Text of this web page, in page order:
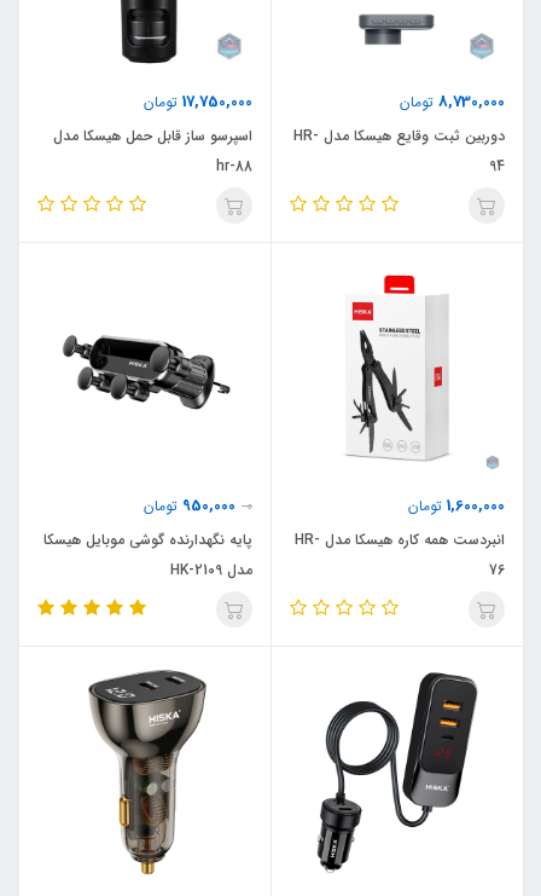
8,730,000 تومان
دوربین ثبت وقایع هیسکا مدل HR-
94
17,750,000 تومان
اسپرسو ساز قابل حمل هیسکا مدل
hr-88
1,600,000 تومان
انبردست همه کاره هیسکا مدل HR-
76
0
950,000 تومان
پایه نگهدارنده گوشی موبایل هیسکا
مدل HK-2109